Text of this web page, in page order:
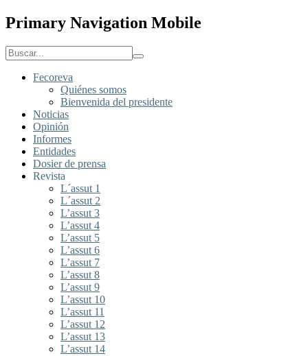
Primary Navigation Mobile
Fecoreva
Quiénes somos
Bienvenida del presidente
Noticias
Opinión
Informes
Entidades
Dosier de prensa
Revista
L´assut 1
L´assut 2
L’assut 3
L’assut 4
L’assut 5
L’assut 6
L’assut 7
L’assut 8
L’assut 9
L’assut 10
L’assut 11
L’assut 12
L’assut 13
L’assut 14